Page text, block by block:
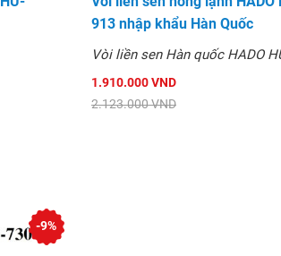
913 nhập khẩu Hàn Quốc
Vòi liền sen Hàn quốc HADO
1.910.000 VND
2.123.000 VND
-9%